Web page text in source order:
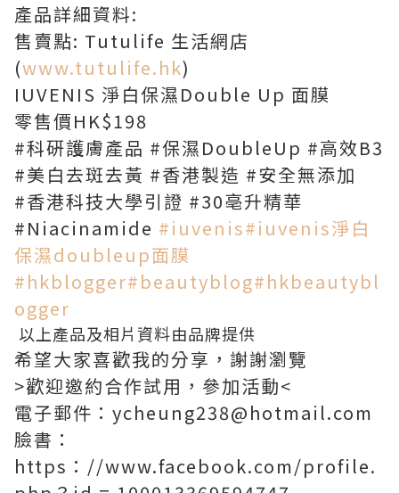
產品詳細資料:
售賣點: Tutulife 生活網店
(www.tutulife.hk)
IUVENIS 淨白保濕Double Up 面膜
零售價HK$198
#科硏護膚產品 #保濕DoubleUp #高效B3
#美白去斑去黃 #香港製造 #安全無添加
#香港科技大學引證 #30亳升精華
#Niacinamide #iuvenis#iuvenis淨白
保濕doubleup面膜
#hkblogger#beautyblog#hkbeautybl
ogger
以上產品及相片資料由品牌提供
希望大家喜歡我的分享，謝謝瀏覽
>歡迎邀約合作試用，參加活動<
電子郵件：ycheung238@hotmail.com
臉書：
https：//www.facebook.com/profile.